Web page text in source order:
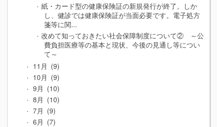
紙・カード型の健康保険証の新規発行が終了。しか
し、健診では健康保険証が当面必要です。電子処方
箋等に関...
改めて知っておきたい社会保障制度について② ～公
費負担医療等の基本と現状、今後の見通し等につい
て～
11月
9
10月
9
9月
10
8月
10
7月
9
6月
7